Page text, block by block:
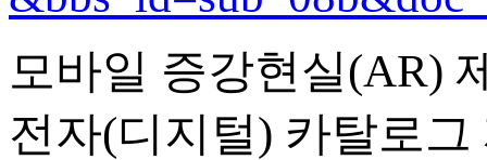
모바일 증강현실(AR)
전자(디지털) 카탈로